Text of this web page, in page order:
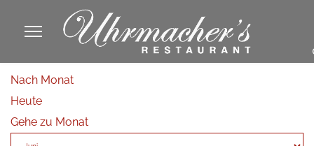
Nach Monat
Heute
Gehe zu Monat